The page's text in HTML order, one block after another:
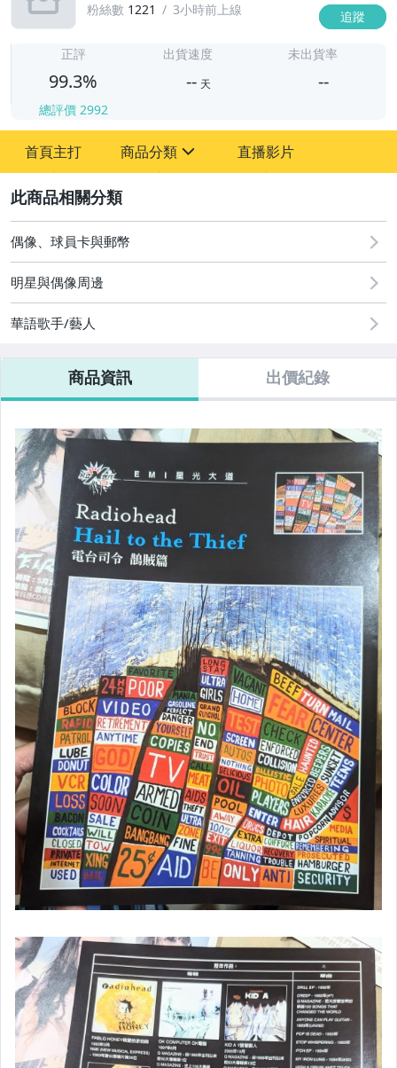
粉絲數 1221 3小時前上線 追蹤
正評
99.3%
總評價 2992
出貨速度
-- 天
未出貨率
--
首頁主打 商品分類
圖書/影音/文具
偶像、球員卡與郵幣
男性精品與服飾
電玩遊戲與主機
直播影片
偶像、球員卡與郵幣
明星與偶像周邊
華語歌手/藝人
商品資訊 出價紀錄